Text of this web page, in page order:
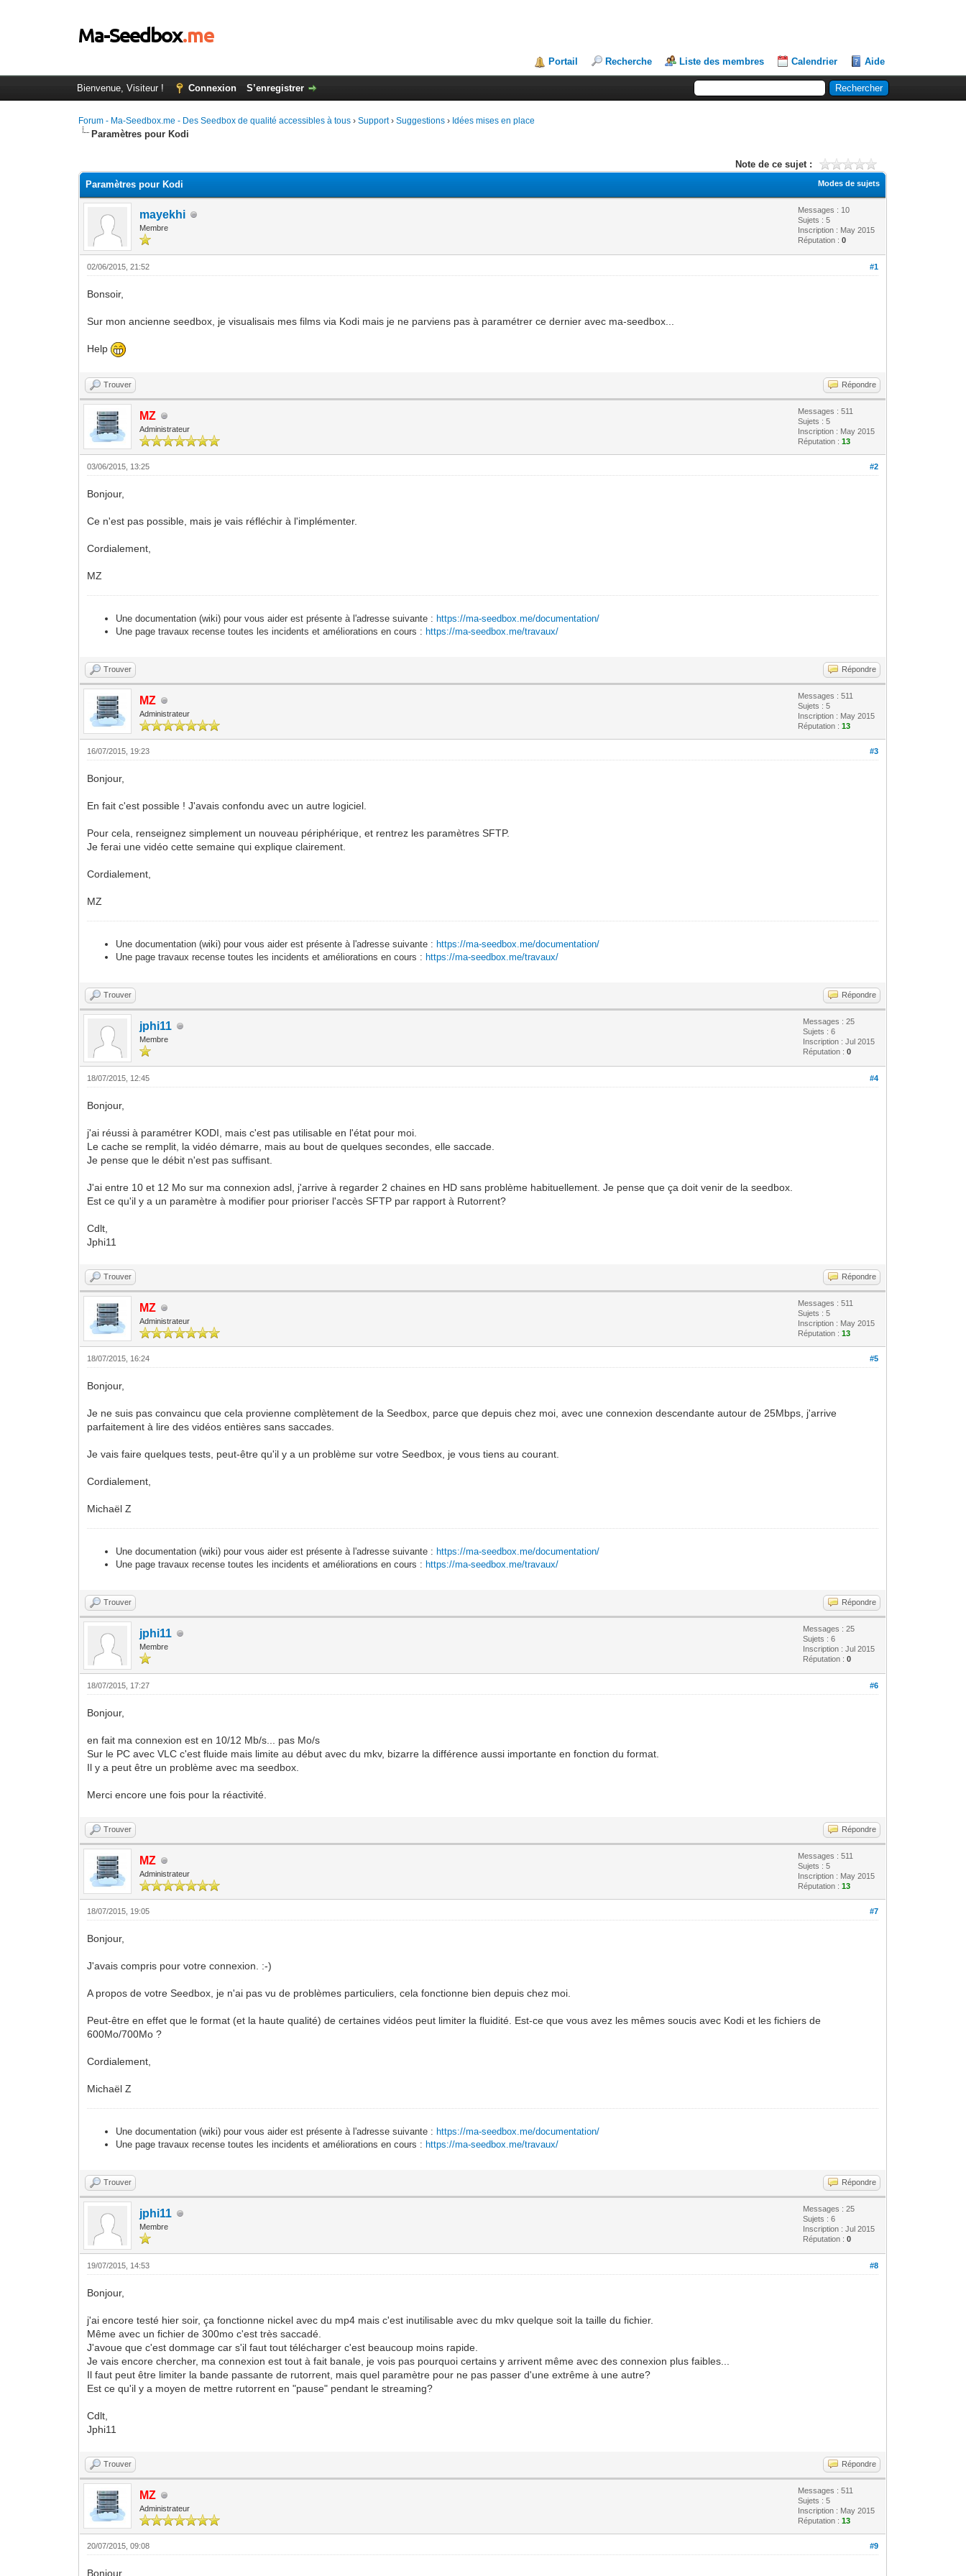
Portail Recherche Liste des membres Calendrier Aide
Bienvenue, Visiteur ! Connexion S’enregistrer
Forum - Ma-Seedbox.me - Des Seedbox de qualité accessibles à tous ›Support›Suggestions › Idées mises en place
Paramètres pour Kodi
Note de ce sujet :
Modes de sujets
Paramètres pour Kodi
mayekhi
Membre
Messages : 10
Sujets : 5
Inscription : May 2015
Réputation :0
#1
02/06/2015, 21:52
Bonsoir,
Sur mon ancienne seedbox, je visualisais mes films via Kodi mais je ne parviens pas à paramétrer ce dernier avec ma-seedbox...
Help
Trouver Répondre
MZ
Administrateur
Messages : 511
Sujets : 5
Inscription : May 2015
Réputation :13
#2
03/06/2015, 13:25
Bonjour,
Ce n'est pas possible, mais je vais réfléchir à l'implémenter.
Cordialement,
MZ
Une documentation (wiki) pour vous aider est présente à l'adresse suivante : https://ma-seedbox.me/documentation/
Une page travaux recense toutes les incidents et améliorations en cours : https://ma-seedbox.me/travaux/
Trouver Répondre
MZ
Administrateur
Messages : 511
Sujets : 5
Inscription : May 2015
Réputation :13
#3
16/07/2015, 19:23
Bonjour,
En fait c'est possible ! J'avais confondu avec un autre logiciel.
Pour cela, renseignez simplement un nouveau périphérique, et rentrez les paramètres SFTP.
Je ferai une vidéo cette semaine qui explique clairement.
Cordialement,
MZ
Une documentation (wiki) pour vous aider est présente à l'adresse suivante : https://ma-seedbox.me/documentation/
Une page travaux recense toutes les incidents et améliorations en cours : https://ma-seedbox.me/travaux/
Trouver Répondre
jphi11
Membre
Messages : 25
Sujets : 6
Inscription : Jul 2015
Réputation :0
#4
18/07/2015, 12:45
Bonjour,
j'ai réussi à paramétrer KODI, mais c'est pas utilisable en l'état pour moi.
Le cache se remplit, la vidéo démarre, mais au bout de quelques secondes, elle saccade.
Je pense que le débit n'est pas suffisant.
J'ai entre 10 et 12 Mo sur ma connexion adsl, j'arrive à regarder 2 chaines en HD sans problème habituellement. Je pense que ça doit venir de la seedbox.
Est ce qu'il y a un paramètre à modifier pour prioriser l'accès SFTP par rapport à Rutorrent?
Cdlt,
Jphi11
Trouver Répondre
MZ
Administrateur
Messages : 511
Sujets : 5
Inscription : May 2015
Réputation :13
#5
18/07/2015, 16:24
Bonjour,
Je ne suis pas convaincu que cela provienne complètement de la Seedbox, parce que depuis chez moi, avec une connexion descendante autour de 25Mbps, j'arrive
parfaitement à lire des vidéos entières sans saccades.
Je vais faire quelques tests, peut-être qu'il y a un problème sur votre Seedbox, je vous tiens au courant.
Cordialement,
Michaël Z
Une documentation (wiki) pour vous aider est présente à l'adresse suivante : https://ma-seedbox.me/documentation/
Une page travaux recense toutes les incidents et améliorations en cours : https://ma-seedbox.me/travaux/
Trouver Répondre
jphi11
Membre
Messages : 25
Sujets : 6
Inscription : Jul 2015
Réputation :0
#6
18/07/2015, 17:27
Bonjour,
en fait ma connexion est en 10/12 Mb/s... pas Mo/s
Sur le PC avec VLC c'est fluide mais limite au début avec du mkv, bizarre la différence aussi importante en fonction du format.
Il y a peut être un problème avec ma seedbox.
Merci encore une fois pour la réactivité.
Trouver Répondre
MZ
Administrateur
Messages : 511
Sujets : 5
Inscription : May 2015
Réputation :13
#7
18/07/2015, 19:05
Bonjour,
J'avais compris pour votre connexion. :-)
A propos de votre Seedbox, je n'ai pas vu de problèmes particuliers, cela fonctionne bien depuis chez moi.
Peut-être en effet que le format (et la haute qualité) de certaines vidéos peut limiter la fluidité. Est-ce que vous avez les mêmes soucis avec Kodi et les fichiers de
600Mo/700Mo ?
Cordialement,
Michaël Z
Une documentation (wiki) pour vous aider est présente à l'adresse suivante : https://ma-seedbox.me/documentation/
Une page travaux recense toutes les incidents et améliorations en cours : https://ma-seedbox.me/travaux/
Trouver Répondre
jphi11
Membre
Messages : 25
Sujets : 6
Inscription : Jul 2015
Réputation :0
#8
19/07/2015, 14:53
Bonjour,
j'ai encore testé hier soir, ça fonctionne nickel avec du mp4 mais c'est inutilisable avec du mkv quelque soit la taille du fichier.
Même avec un fichier de 300mo c'est très saccadé.
J'avoue que c'est dommage car s'il faut tout télécharger c'est beaucoup moins rapide.
Je vais encore chercher, ma connexion est tout à fait banale, je vois pas pourquoi certains y arrivent même avec des connexion plus faibles...
Il faut peut être limiter la bande passante de rutorrent, mais quel paramètre pour ne pas passer d'une extrême à une autre?
Est ce qu'il y a moyen de mettre rutorrent en "pause" pendant le streaming?
Cdlt,
Jphi11
Trouver Répondre
MZ
Administrateur
Messages : 511
Sujets : 5
Inscription : May 2015
Réputation :13
#9
20/07/2015, 09:08
Bonjour,